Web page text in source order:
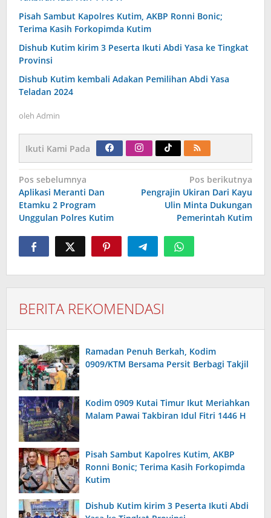
Pisah Sambut Kapolres Kutim, AKBP Ronni Bonic;
Terima Kasih Forkopimda Kutim
Dishub Kutim kirim 3 Peserta Ikuti Abdi Yasa ke Tingkat
Provinsi
Dishub Kutim kembali Adakan Pemilihan Abdi Yasa
Teladan 2024
oleh Admin
Ikuti Kami Pada
Navigasi
pos
Pos sebelumnya
Aplikasi Meranti Dan
Etamku 2 Program
Unggulan Polres Kutim
Pos berikutnya
Pengrajin Ukiran Dari Kayu
Ulin Minta Dukungan
Pemerintah Kutim
BERITA REKOMENDASI
Ramadan Penuh Berkah, Kodim
0909/KTM Bersama Persit Berbagi Takjil
Kodim 0909 Kutai Timur Ikut Meriahkan
Malam Pawai Takbiran Idul Fitri 1446 H
Pisah Sambut Kapolres Kutim, AKBP
Ronni Bonic; Terima Kasih Forkopimda
Kutim
Dishub Kutim kirim 3 Peserta Ikuti Abdi